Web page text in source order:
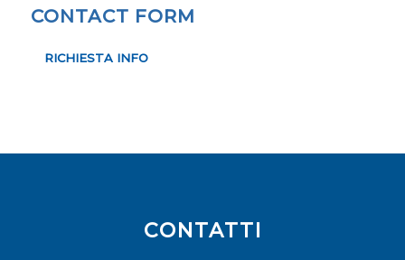
CONTACT FORM
RICHIESTA INFO
CONTATTI